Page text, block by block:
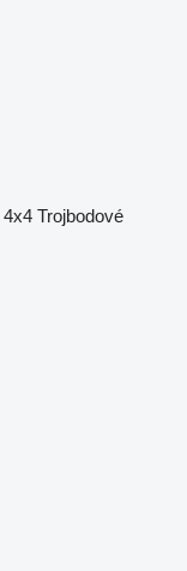
4x4 Trojbodové